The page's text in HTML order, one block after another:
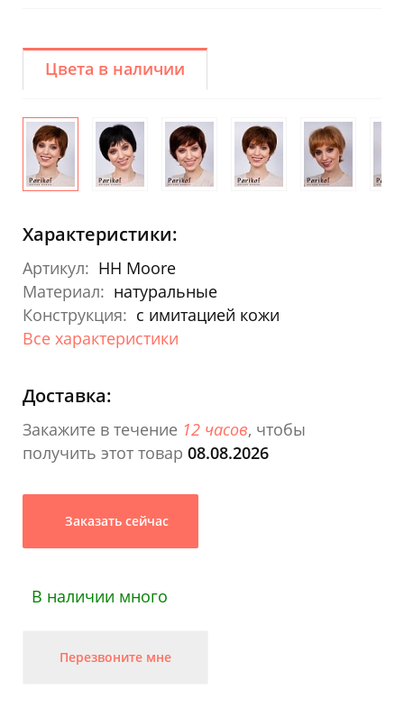
Цвета в наличии
Характеристики:
Артикул: HH Moore
Материал: натуральные
Конструкция: с имитацией кожи
Все характеристики
Доставка:
Закажите в течение 12 часов, чтобы
получить этот товар 08.08.2026
Заказать сейчас
В наличии много
Перезвоните мне